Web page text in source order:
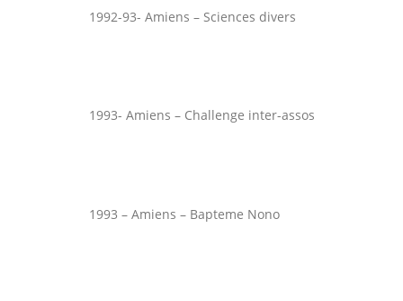
1992-93- Amiens – Sciences divers
1993- Amiens – Challenge inter-assos
1993 – Amiens – Bapteme Nono